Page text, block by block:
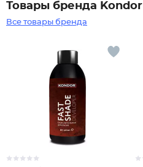
Товары бренда Kondor
Все товары бренда